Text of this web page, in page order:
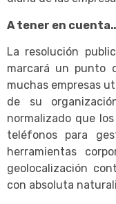
A tener en
La resolución
marcará un punto
muchas empresas
de su
normalizado que
teléfonos para
herramientas
geolocalización
con absoluta